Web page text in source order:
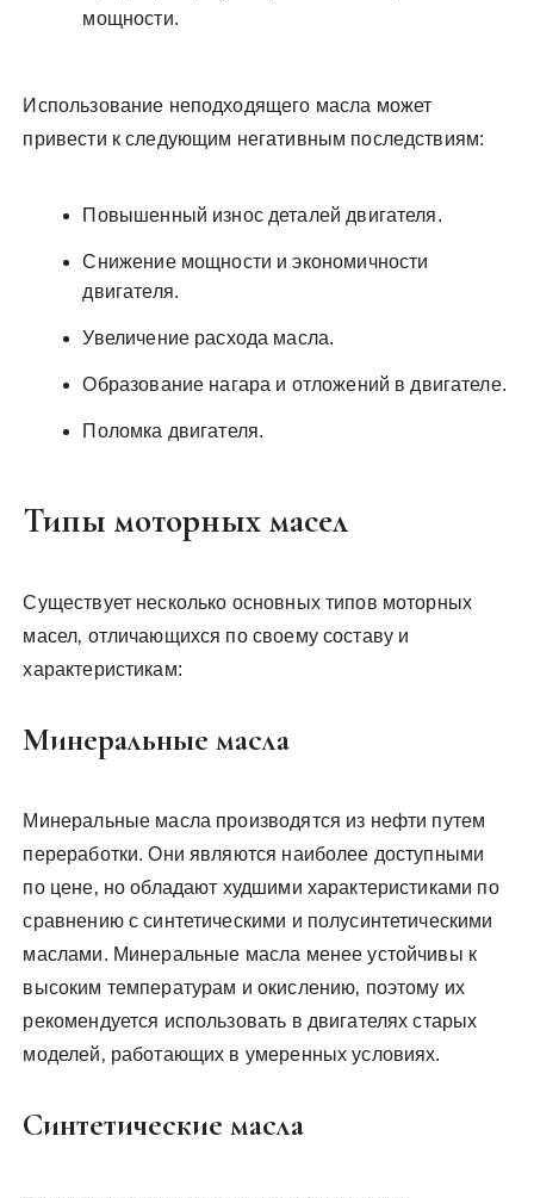
мощности.
Использование неподходящего масла может
привести к следующим негативным последствиям:
Повышенный износ деталей двигателя.
Снижение мощности и экономичности
двигателя.
Увеличение расхода масла.
Образование нагара и отложений в двигателе.
Поломка двигателя.
Типы моторных масел
Существует несколько основных типов моторных
масел‚ отличающихся по своему составу и
характеристикам:
Минеральные масла
Минеральные масла производятся из нефти путем
переработки. Они являются наиболее доступными
по цене‚ но обладают худшими характеристиками по
сравнению с синтетическими и полусинтетическими
маслами. Минеральные масла менее устойчивы к
высоким температурам и окислению‚ поэтому их
рекомендуется использовать в двигателях старых
моделей‚ работающих в умеренных условиях.
Синтетические масла